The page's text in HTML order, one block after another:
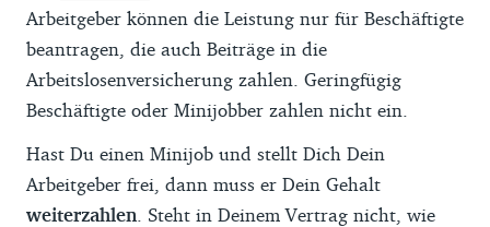
Arbeitgeber können die Leistung nur für Beschäftigte
beantragen, die auch Beiträge in die
Arbeitslosenversicherung zahlen. Geringfügig
Beschäftigte oder Minijobber zahlen nicht ein.
Hast Du einen Minijob und stellt Dich Dein
Arbeitgeber frei, dann muss er Dein Gehalt
weiterzahlen . Steht in Deinem Vertrag nicht, wie